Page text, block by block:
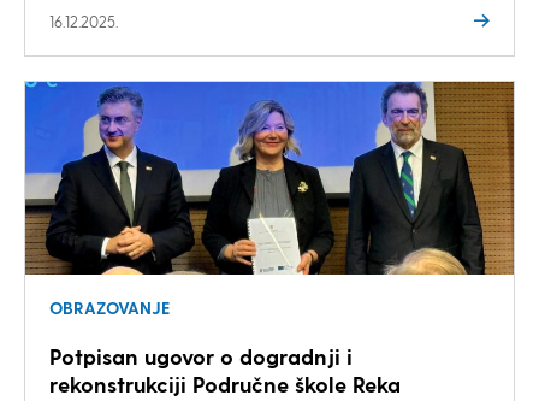
16.12.2025.
OBRAZOVANJE
Potpisan ugovor o dogradnji i
rekonstrukciji Područne škole Reka